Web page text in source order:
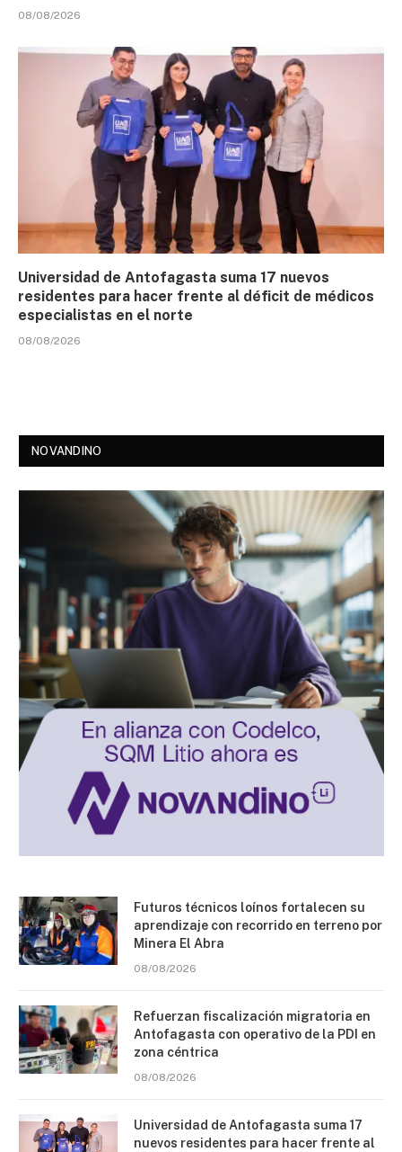
08/08/2026
Universidad de Antofagasta suma 17 nuevos
residentes para hacer frente al déficit de médicos
especialistas en el norte
08/08/2026
NOVANDINO
Futuros técnicos loínos fortalecen su
aprendizaje con recorrido en terreno por
Minera El Abra
08/08/2026
Refuerzan fiscalización migratoria en
Antofagasta con operativo de la PDI en
zona céntrica
08/08/2026
Universidad de Antofagasta suma 17
nuevos residentes para hacer frente al